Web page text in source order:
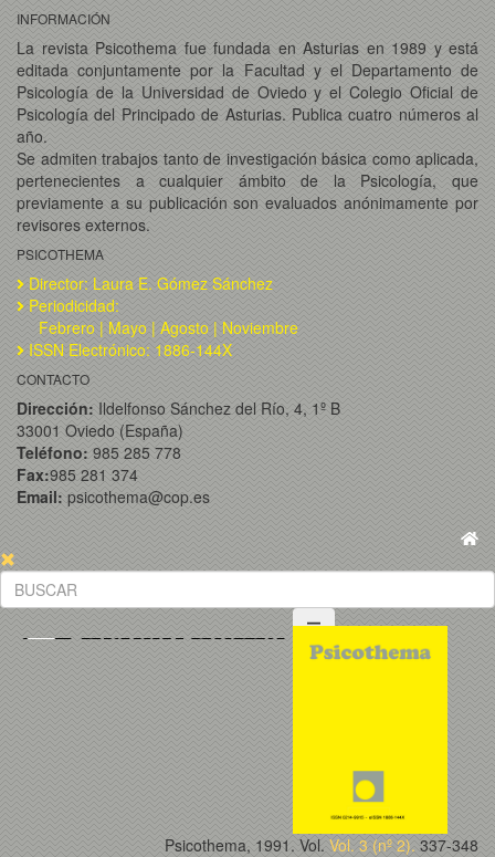
INFORMACIÓN
La revista Psicothema fue fundada en Asturias en 1989 y está
editada conjuntamente por la Facultad y el Departamento de
Psicología de la Universidad de Oviedo y el Colegio Oficial de
Psicología del Principado de Asturias. Publica cuatro números al
año.
Se admiten trabajos tanto de investigación básica como aplicada,
pertenecientes a cualquier ámbito de la Psicología, que
previamente a su publicación son evaluados anónimamente por
revisores externos.
PSICOTHEMA
Director: Laura E. Gómez Sánchez
Periodicidad:
Febrero | Mayo | Agosto | Noviembre
ISSN Electrónico: 1886-144X
CONTACTO
Dirección: Ildelfonso Sánchez del Río, 4, 1º B
33001 Oviedo (España)
Teléfono: 985 285 778
Fax:985 281 374
Email: psicothema@cop.es
Psicothema, 1991. Vol. Vol. 3 (nº 2). 337-348